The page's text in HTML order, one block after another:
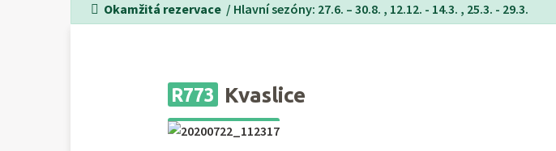
Okamžitá rezervace / Hlavní sezóny: 27.6. – 30.8. , 12.12. - 14.3. , 25.3. - 29.3.
R773 Kvaslice